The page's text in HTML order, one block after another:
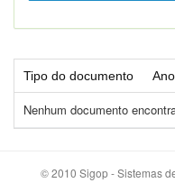
Tipo do documento Ano
Nenhum documento
© 2010 Sigop - Sistemas